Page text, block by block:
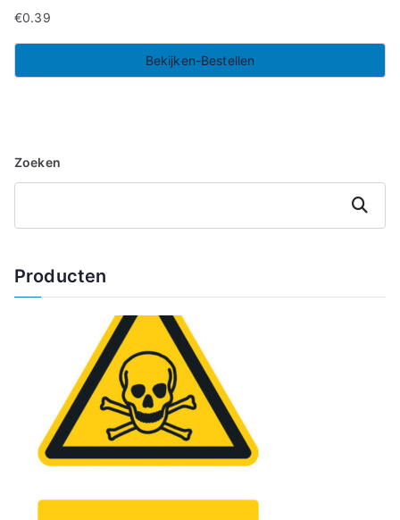
€0.39
Bekijken-Bestellen
Zoeken
Zoeken
Producten